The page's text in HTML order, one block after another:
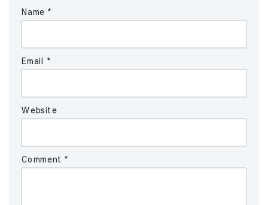
Name *
Email *
Website
Comment *